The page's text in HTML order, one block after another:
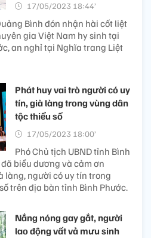
17/05/2023 18:44’
Bình đón nhận hài cốt liệt
gia Việt Nam hy sinh tại
an nghỉ tại Nghĩa trang Liệt
Phát huy vai trò người có uy
tín, già làng trong vùng dân
tộc thiểu số
17/05/2023 18:00’
Phó Chủ tịch UBND tỉnh Bình
biểu dương và cảm ơn
làng, người có uy tín trong
trên địa bàn tỉnh Bình Phước.
Nắng nóng gay gắt, người
lao động vất vả mưu sinh